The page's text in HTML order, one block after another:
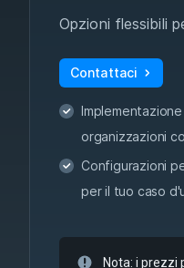
Opzioni flessibili
Contattaci
organizzazioni
Configurazioni
per il tuo caso
Nota: i prezzi